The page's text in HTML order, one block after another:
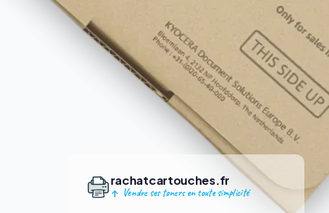
rachatcartouches.fr
Vendre ses toners en toute simplicité